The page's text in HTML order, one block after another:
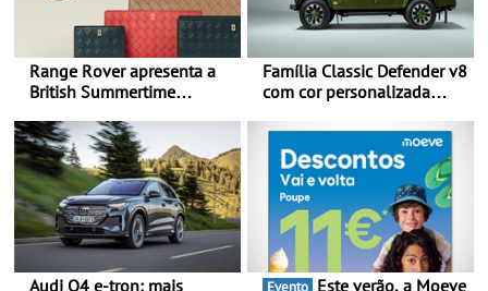
Range Rover apresenta a
British Summertime
requintada do luxo
moderno inspirada nos
rituais e momentos
culturais da época de verão
britânica
Família Classic Defender v8
com cor personalizada
Double Cab
Audi Q4 e-tron: mais
Evento